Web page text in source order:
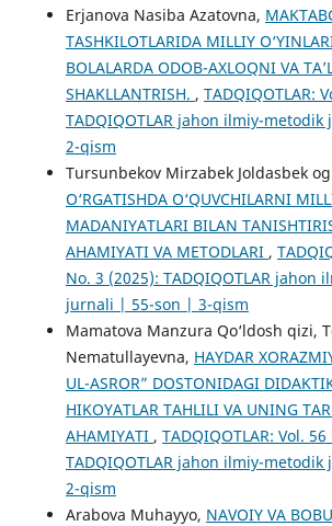
Erjanova Nasiba Azatovna,
TASHKILOTLARIDA MILLIY
BOLALARDA ODOB-AXLOQNI VA
SHAKLLANTRISH. , TADQIQOTLAR:
TADQIQOTLAR jahon ilmiy-
2-qism
Tursunbekov Mirzabek Joldasbek
O‘RGATISHDA O‘QUVCHILARNI
MADANIYATLARI BILAN
AHAMIYATI VA METODLARI ,
No. 3 (2025): TADQIQOTLAR jahon
jurnali | 55-son | 3-qism
Mamatova Manzura Qo‘ldosh qizi,
Nematullayevna, HAYDAR
UL-ASROR” DOSTONIDAGI
HIKOYATLAR TAHLILI VA UNING
AHAMIYATI , TADQIQOTLAR: Vol.
TADQIQOTLAR jahon ilmiy-
2-qism
Arabova Muhayyo, NAVOIY VA